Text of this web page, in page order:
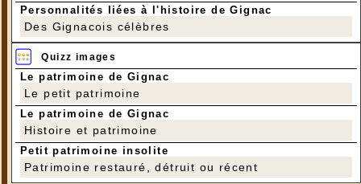
Personnalités liées à l'histoire de Gignac
Des Gignacois célèbres
Quizz images
Le patrimoine de Gignac
Le petit patrimoine
Le patrimoine de Gignac
Histoire et patrimoine
Petit patrimoine insolite
Patrimoine restauré, détruit ou récent